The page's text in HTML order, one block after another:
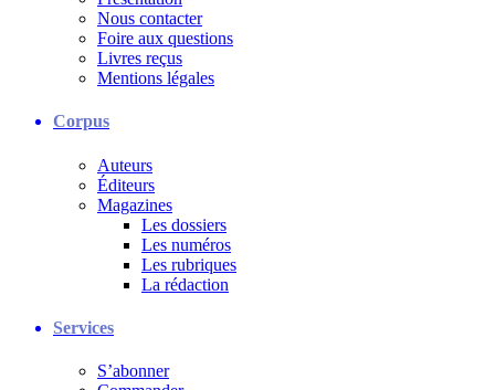
Nous contacter
Foire aux questions
Livres reçus
Mentions légales
Corpus
Auteurs
Éditeurs
Magazines
Les dossiers
Les numéros
Les rubriques
La rédaction
Services
S’abonner